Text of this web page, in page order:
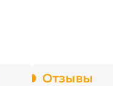
Отзывы